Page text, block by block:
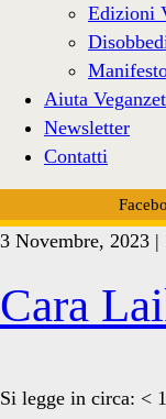
Edizioni
Aiuta
Newsletter
Contatti
3 Novembre, 2023 |
Cara
Si legge in circa: < 1